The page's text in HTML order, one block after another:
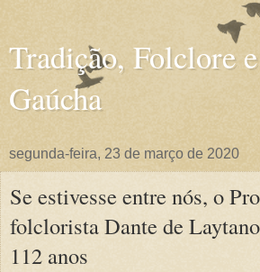
Tradição, Folclore
Gaúcha
segunda-feira, 23 de março de 2020
Se estivesse entre nós, o
folclorista Dante de
112 anos